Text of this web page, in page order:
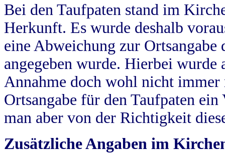
Bei den Taufpaten stand im
Herkunft. Es wurde deshalb
eine Abweichung zur
angegeben wurde. Hierbei wurde
Annahme doch wohl nicht
Ortsangabe für den Taufpaten
man aber von der Richtigkeit
Zusätzliche Angaben im